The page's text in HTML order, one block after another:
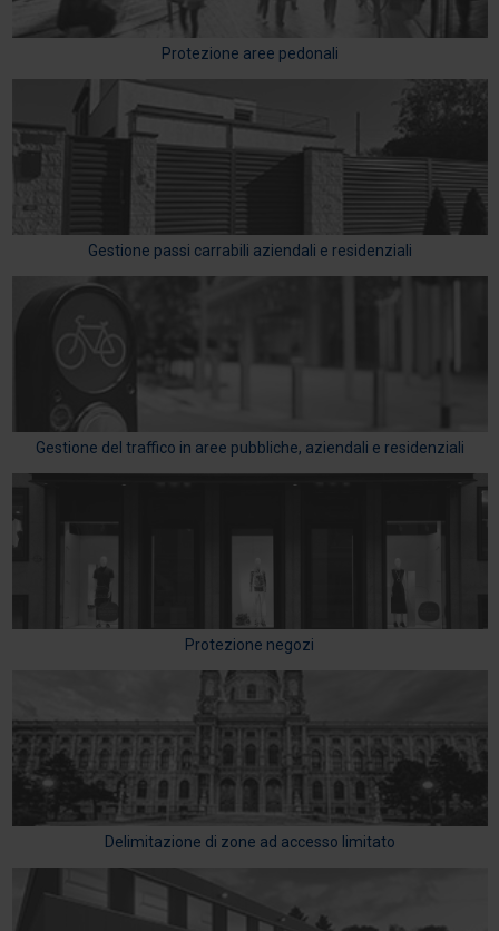
Protezione aree pedonali
Gestione passi carrabili aziendali e residenziali
Gestione del traffico in aree pubbliche, aziendali e residenziali
Protezione negozi
Delimitazione di zone ad accesso limitato